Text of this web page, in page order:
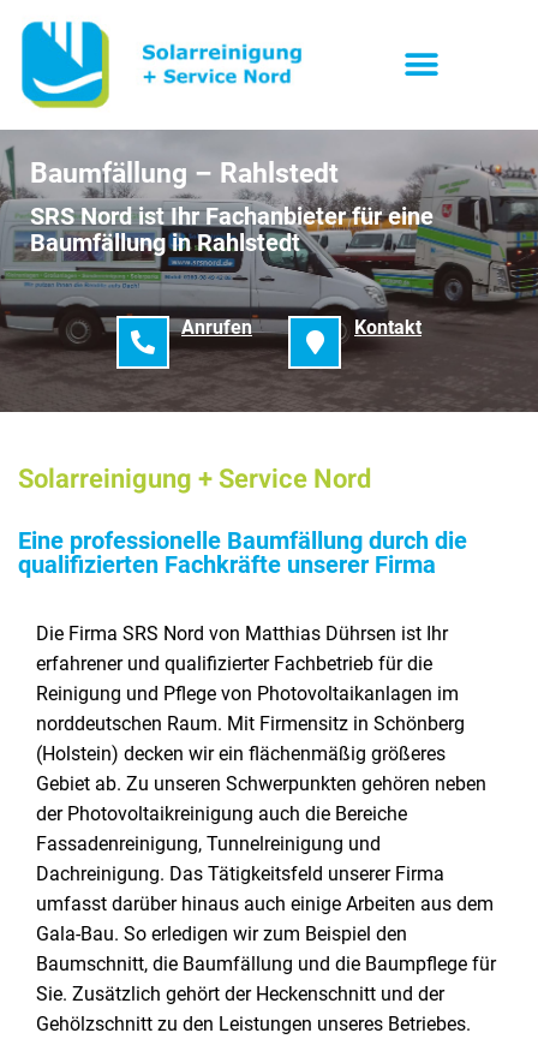
Baumfällung – Rahlstedt
SRS Nord ist Ihr Fachanbieter für eine
Baumfällung in Rahlstedt
Anrufen Kontakt
Solarreinigung + Service Nord
Eine professionelle Baumfällung durch die
qualifizierten Fachkräfte unserer Firma
Die Firma SRS Nord von Matthias Dührsen ist Ihr
erfahrener und qualifizierter Fachbetrieb für die
Reinigung und Pflege von Photovoltaikanlagen im
norddeutschen Raum. Mit Firmensitz in Schönberg
(Holstein) decken wir ein flächenmäßig größeres
Gebiet ab. Zu unseren Schwerpunkten gehören neben
der Photovoltaikreinigung auch die Bereiche
Fassadenreinigung, Tunnelreinigung und
Dachreinigung. Das Tätigkeitsfeld unserer Firma
umfasst darüber hinaus auch einige Arbeiten aus dem
Gala-Bau. So erledigen wir zum Beispiel den
Baumschnitt, die Baumfällung und die Baumpflege für
Sie. Zusätzlich gehört der Heckenschnitt und der
Gehölzschnitt zu den Leistungen unseres Betriebes.